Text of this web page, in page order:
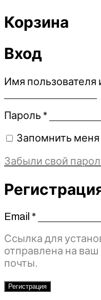
Корзина
Вход
Имя пользователя
Пароль *
Запомнить меня
Забыли свой
Email *Обязательно
Ссылка для
отправлена ​​на
почты.
Регистрация